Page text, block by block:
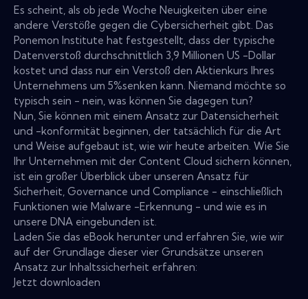
Es scheint, als ob jede Woche Neuigkeiten über eine
andere Verstöße gegen die Cybersicherheit gibt. Das
Ponemon Institute hat festgestellt, dass der typische
Datenverstoß durchschnittlich 3,9 Millionen US -Dollar
kostet und dass nur ein Verstoß den Aktienkurs Ihres
Unternehmens um 5%senken kann. Niemand möchte so
typisch sein - nein, was können Sie dagegen tun?
Nun, Sie können mit einem Ansatz zur Datensicherheit
und -konformität beginnen, der tatsächlich für die Art
und Weise aufgebaut ist, wie wir heute arbeiten. Wie Sie
Ihr Unternehmen mit der Content Cloud sichern können,
ist ein großer Überblick über unseren Ansatz für
Sicherheit, Governance und Compliance - einschließlich
Funktionen wie Malware -Erkennung - und wie es in
unsere DNA eingebunden ist.
Laden Sie das eBook herunter und erfahren Sie, wie wir
auf der Grundlage dieser vier Grundsätze unseren
Ansatz zur Inhaltssicherheit erfahren:
Jetzt downloaden